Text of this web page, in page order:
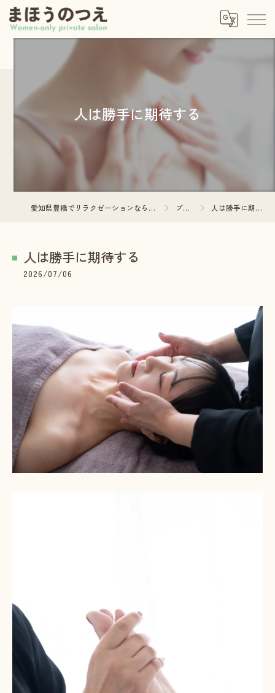
人は勝手に期待する
愛知県豊橋でリラクゼーションならまほうのつえ ブログ 人は勝手に期待する
人は勝手に期待する
2026/07/06